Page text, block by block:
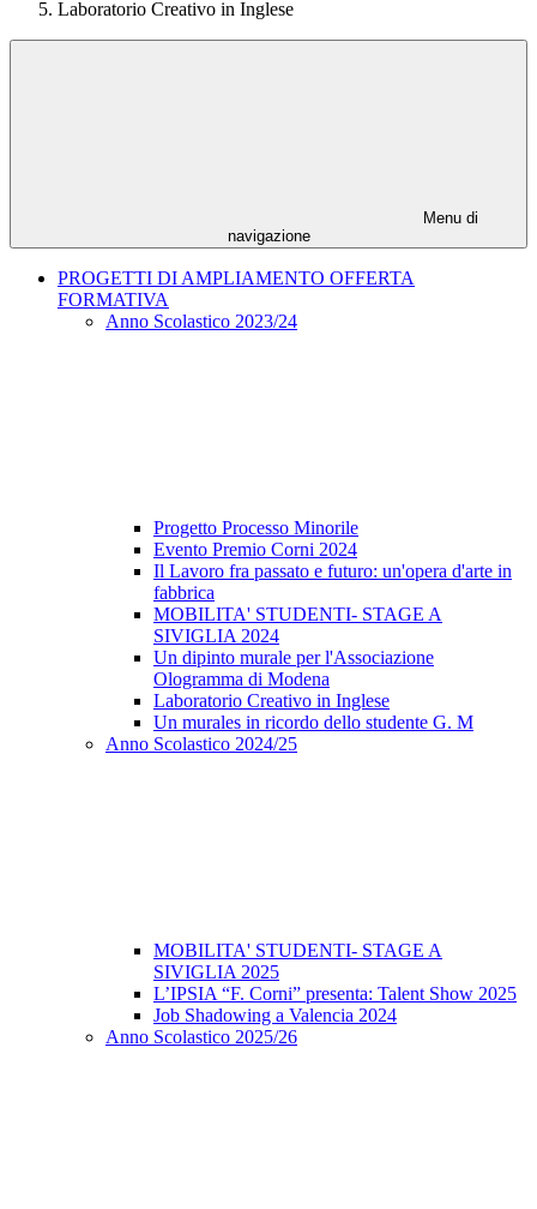
Laboratorio Creativo in Inglese
Menu di
navigazione
PROGETTI DI AMPLIAMENTO OFFERTA
FORMATIVA
Anno Scolastico 2023/24
Progetto Processo Minorile
Evento Premio Corni 2024
Il Lavoro fra passato e futuro: un'opera d'arte in
fabbrica
MOBILITA' STUDENTI- STAGE A
SIVIGLIA 2024
Un dipinto murale per l'Associazione
Ologramma di Modena
Laboratorio Creativo in Inglese
Un murales in ricordo dello studente G. M
Anno Scolastico 2024/25
MOBILITA' STUDENTI- STAGE A
SIVIGLIA 2025
L’IPSIA “F. Corni” presenta: Talent Show 2025
Job Shadowing a Valencia 2024
Anno Scolastico 2025/26